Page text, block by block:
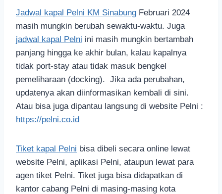
Jadwal kapal Pelni KM Sinabung Februari 2024
masih mungkin berubah sewaktu-waktu. Juga
jadwal kapal Pelni ini masih mungkin bertambah
panjang hingga ke akhir bulan, kalau kapalnya
tidak port-stay atau tidak masuk bengkel
pemeliharaan (docking). Jika ada perubahan,
updatenya akan diinformasikan kembali di sini.
Atau bisa juga dipantau langsung di website Pelni :
https://pelni.co.id
Tiket kapal Pelni bisa dibeli secara online lewat
website Pelni, aplikasi Pelni, ataupun lewat para
agen tiket Pelni. Tiket juga bisa didapatkan di
kantor cabang Pelni di masing-masing kota